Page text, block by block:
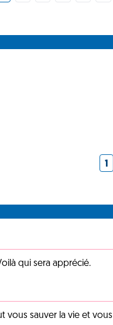
1
qui sera apprécié.
vous sauver la vie et